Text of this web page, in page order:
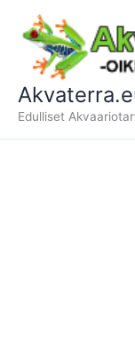
sisältöön
Edulliset